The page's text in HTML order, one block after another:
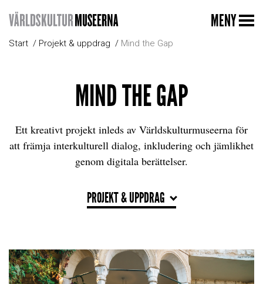
MENY
Start Projekt & uppdrag Mind the Gap
MIND THE GAP
Ett kreativt projekt inleds av Världskulturmuseerna för
att främja interkulturell dialog, inkludering och jämlikhet
genom digitala berättelser.
PROJEKT & UPPDRAG